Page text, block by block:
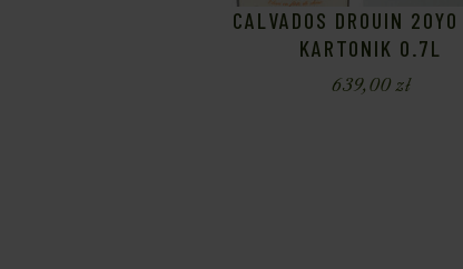
CALVADOS DROUIN
KARTONIK 0.7L
639,00zł